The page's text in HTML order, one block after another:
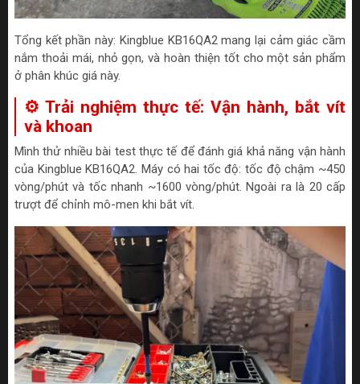
Tổng kết phần này: Kingblue KB16QA2 mang lại cảm giác cầm
nắm thoải mái, nhỏ gọn, và hoàn thiện tốt cho một sản phẩm
ở phân khúc giá này.
⚙️ Trải nghiệm thực tế: Vận hành, bắt vít
và khoan
Mình thử nhiều bài test thực tế để đánh giá khả năng vận hành
của Kingblue KB16QA2. Máy có hai tốc độ: tốc độ chậm ~450
vòng/phút và tốc nhanh ~1600 vòng/phút. Ngoài ra là 20 cấp
trượt để chỉnh mô-men khi bắt vít.